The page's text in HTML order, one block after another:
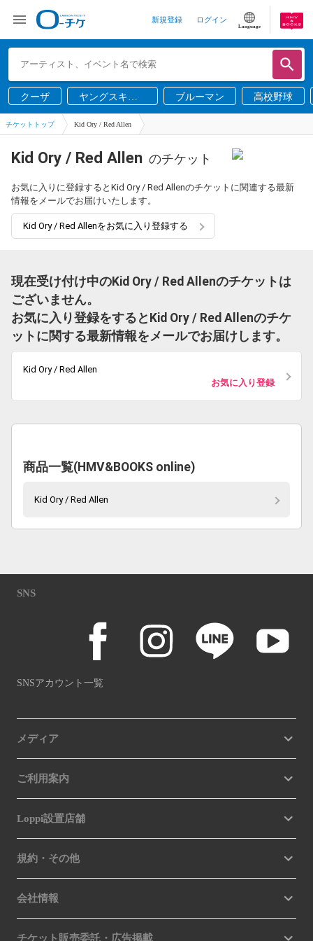
新規登録 ログイン
Language
クーザ
ヤングスキニ
ー
ブルーマン 高校野球
チケットトップ Kid Ory / Red Allen
Kid Ory / Red Allen のチケット
お気に入りに登録するとKid Ory / Red Allenのチケットに関連する最新
情報をメールでお届けいたします。
Kid Ory / Red Allenをお気に入り登録する
現在受け付け中のKid Ory / Red Allenのチケットは
ございません。
お気に入り登録をするとKid Ory / Red Allenのチケ
ットに関する最新情報をメールでお届けします。
Kid Ory / Red Allen
お気に入り登録
商品一覧(HMV&BOOKS online)
Kid Ory / Red Allen
SNS
SNSアカウント一覧
メディア
ご利用案内
Loppi設置店舗
規約・その他
会社情報
チケット販売委託・広告掲載